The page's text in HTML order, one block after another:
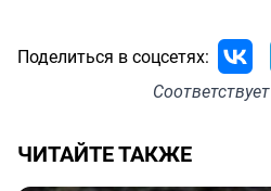
Поделиться в соцсетях:
Соответствует
ЧИТАЙТЕ ТАКЖЕ